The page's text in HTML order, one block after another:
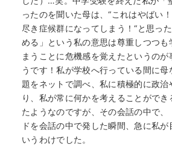
ったのを聞いた母は、“これはやばい
尽き症候群になってしまう！“と思っ
める」という私の意思は尊重しつつも
まうことに危機感を覚えたというの
うです！私が学校へ行っている間に
題をネットで調べ、私に積極的に政
り、私が常に何かを考えることがで
たようなのですが、その会話の中で
ドを会話の中で発した瞬間、急に私
いうわけでした。